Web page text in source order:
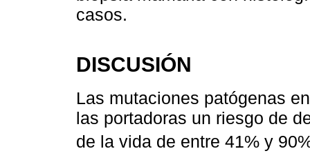
casos.
DISCUSIÓN
Las mutaciones patógenas
las portadoras un riesgo de
de la vida de entre 41% y